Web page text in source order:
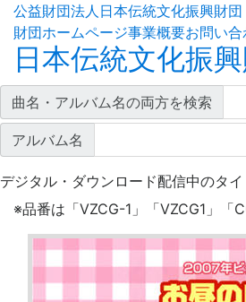
公益財団法人日本伝統文化振興財団
財団ホームページ事業概要お問い
日本伝統文化振
曲名・アルバム名の両方を検索
アルバム名
デジタル・ダウンロード配信中のタ
※品番は「VZCG-1」「VZCG1」「